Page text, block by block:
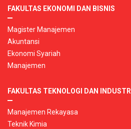
FAKULTAS EKONOMI DAN BISNIS
Magister Manajemen
Akuntansi
Ekonomi Syariah
Manajemen
FAKULTAS TEKNOLOGI DAN INDUSTRI
Manajemen Rekayasa
Teknik Kimia